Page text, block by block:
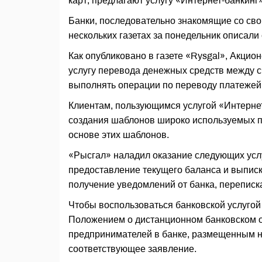
Банки, последовательно знакомящие со
нескольких газетах за понедельник
Как опубликовано в газете «Rysgal»,
услугу перевода денежных средств между
выполнять операции по переводу
Клиентам, пользующимся услугой
создания шаблонов широко используемых
основе этих шаблонов.
«Рысгал» наладил оказание следующих
предоставление текущего баланса и
получение уведомлений от банка,
Чтобы воспользоваться банковской
Положением о дистанционном банковском
предпринимателей в банке, размещенным
соответствующее заявление.